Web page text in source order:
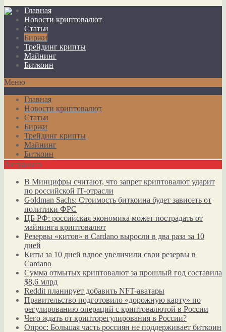
Главная
Новости криптовалют
Статьи
Биржи
Трейдинг крипты
Майнинг
Биткоин
Меню
Главная
Новости криптовалют
Статьи
Биржи
Трейдинг крипты
Майнинг
Биткоин
Актуально
В Минцифры считают, что запрет криптовалют ударит
по российской IT-отрасли
Goldman Sachs: Стоимость биткоина будет зависеть от
политики ФРС
ЦБ РФ: российская экономика может пострадать от
майнинга криптовалют
Резервы «китов» в Cardano выросли в два раза за 10
дней
Киты за 10 дней вдвое увеличили свои резервы в
Cardano
Сумма отмытых криптовалют за прошлый год составила
$8,6 млрд
Reddit планирует добавить NFT-аватары
Правительство подготовило «дорожную карту» по
регулированию операций с криптовалютой в России
Чего ждать от крипторегулирования в России?
Опрос: Большая часть россиян не поддерживает биткоин